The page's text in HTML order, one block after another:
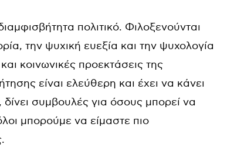
πολιτικό. Φιλοξενούνται
την ψυχική ευεξία και την ψυχολογία
κοινωνικές προεκτάσεις της
είναι ελεύθερη και έχει να κάνει
συμβουλές για όσους μπορεί να
μπορούμε να είμαστε πιο